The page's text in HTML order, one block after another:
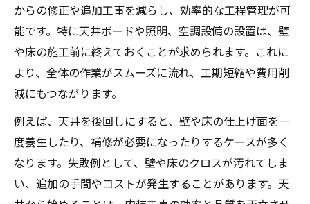
からの修正や追加工事を減らし、効率的な工程管理が可
能です。特に天井ボードや照明、空調設備の設置は、壁
や床の施工前に終えておくことが求められます。これに
より、全体の作業がスムーズに流れ、工期短縮や費用削
減にもつながります。
例えば、天井を後回しにすると、壁や床の仕上げ面を一
度養生したり、補修が必要になったりするケースが多く
なります。失敗例として、壁や床のクロスが汚れてしま
い、追加の手間やコストが発生することがあります。天